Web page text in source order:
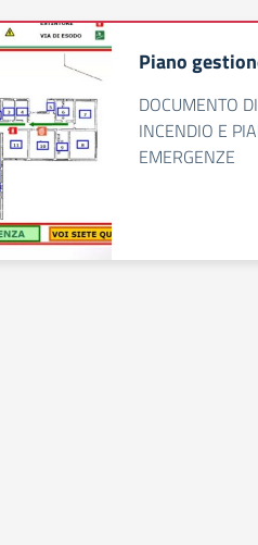
Piano
DOCUMENTO
INCENDIO E
EMERGENZE